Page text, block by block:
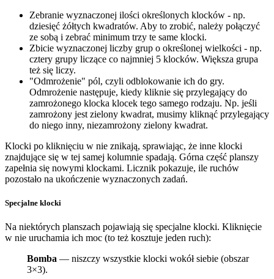
Zebranie wyznaczonej ilości określonych klocków - np.
dziesięć żółtych kwadratów. Aby to zrobić, należy połączyć
ze sobą i zebrać minimum trzy te same klocki.
Zbicie wyznaczonej liczby grup o określonej wielkości - np.
cztery grupy liczące co najmniej 5 klocków. Większa grupa
też się liczy.
"Odmrożenie" pól, czyli odblokowanie ich do gry.
Odmrożenie następuje, kiedy kliknie się przylegający do
zamrożonego klocka klocek tego samego rodzaju. Np. jeśli
zamrożony jest zielony kwadrat, musimy kliknąć przylegający
do niego inny, niezamrożony zielony kwadrat.
Klocki po kliknięciu w nie znikają, sprawiając, że inne klocki
znajdujące się w tej samej kolumnie spadają. Górna część planszy
zapełnia się nowymi klockami. Licznik pokazuje, ile ruchów
pozostało na ukończenie wyznaczonych zadań.
Specjalne klocki
Na niektórych planszach pojawiają się specjalne klocki. Kliknięcie
w nie uruchamia ich moc (to też kosztuje jeden ruch):
Bomba — niszczy wszystkie klocki wokół siebie (obszar
3×3).